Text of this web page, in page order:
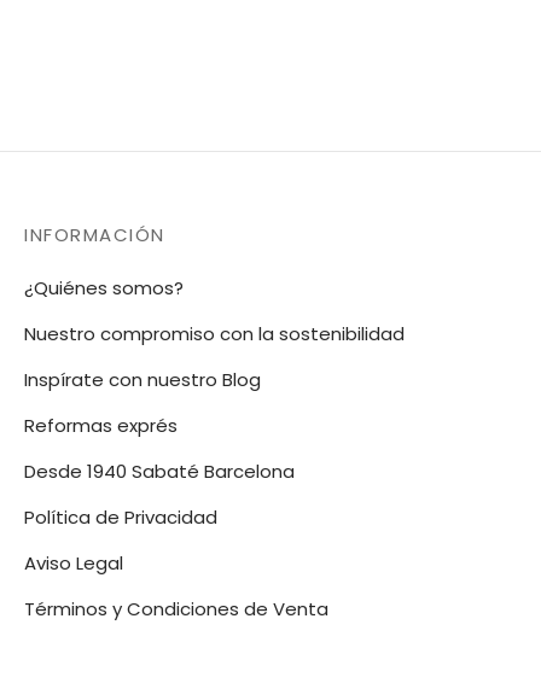
INFORMACIÓN
¿Quiénes somos?
Nuestro compromiso con la sostenibilidad
Inspírate con nuestro Blog
Reformas exprés
Desde 1940 Sabaté Barcelona
Política de Privacidad
Aviso Legal
Términos y Condiciones de Venta